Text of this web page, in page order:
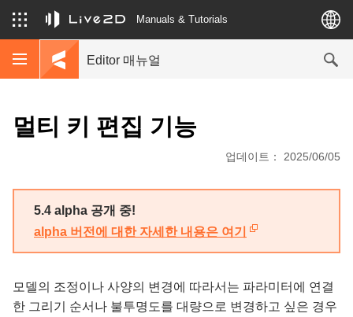
Manuals & Tutorials
Editor 매뉴얼
멀티 키 편집 기능
업데이트： 2025/06/05
5.4 alpha 공개 중!
alpha 버전에 대한 자세한 내용은 여기
모델의 조정이나 사양의 변경에 따라서는 파라미터에 연결
한 그리기 순서나 불투명도를 대량으로 변경하고 싶은 경우